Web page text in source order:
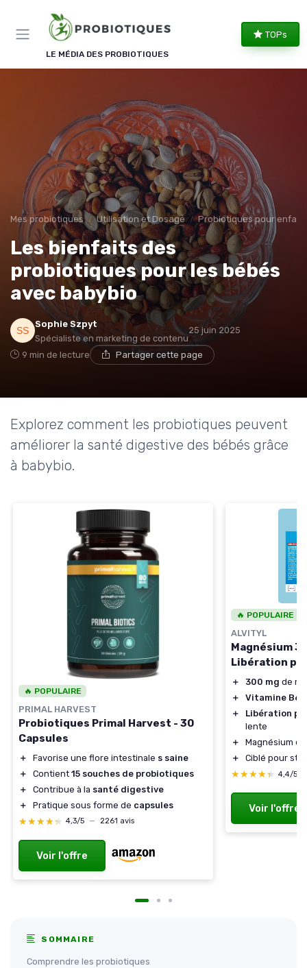
LE MÉDIA DES PROBIOTIQUES
TOPs
Mes probiotiques Utilisation et Dosage Probiotiques pour
Les bienfaits des
probiotiques pour les bébés
avec babybio
Sophie Szpyt
Spécialiste en marketing de contenu
25 juin 2025
9 min de lecture Partager cette page
Explorez comment les probiotiques peuvent
améliorer la santé digestive des bébés grâce
à babybio.
🔥 POPULAIRE
PRIMAL HARVEST
Probiotiques Primal Harvest - 30
Capsules
＋ Favorise une flore intestinale s saine
＋
Contient 15 souches de probiotiques
＋
Contribue à la santé digestive
＋
Pratique sous forme de capsules
★★★★★
★★★★★ 4,3/5 — 2261 avis
Voir l'offre
🔥 POPULAIRE
ALVITYL
Magnésium
Libération
＋ 300 mg de
＋
Vitamine B6
＋
Libération
lente
＋
Magnésium
＋
Ciblé pour
★★★★★
★★★★★ 4,4/5
Voir l'offre
SOMMAIRE
Comprendre les probiotiques